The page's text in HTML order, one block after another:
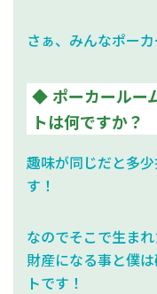
さぁ、みんなポー
ポーカールー
トは何ですか？
趣味が同じだと多
す！
なのでそこで生ま
財産になる事と僕
トです！